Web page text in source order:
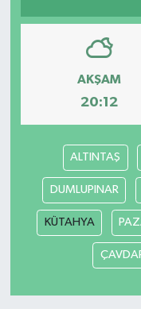
AKŞAM
20:12
ALTINTAŞ
DUMLUPINAR
KÜTAHYA